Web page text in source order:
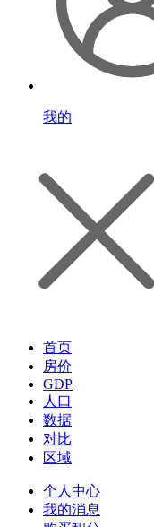
我的
首页
房价
GDP
人口
数据
对比
区域
个人中心
我的消息